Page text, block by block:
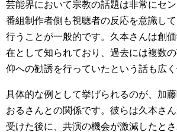
芸能界において宗教の話題は非常にセン
番組制作者側も視聴者の反応を意識し
行うことが一般的です。久本さんは創
在として知られており、過去には複数
仰への勧誘を行っていたという話も広く
具体的な例として挙げられるのが、加
おるさんとの関係です。彼らは久本さ
受けた後に、共演の機会が激減したと